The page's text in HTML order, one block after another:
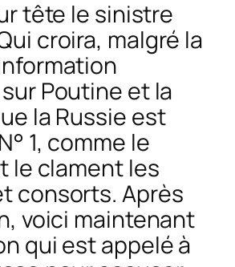
tête le sinistre
croira, malgré la
Poutine et la
la Russie est
1, comme le
le clament les
consorts. Après
voici maintenant
qui est appelé à